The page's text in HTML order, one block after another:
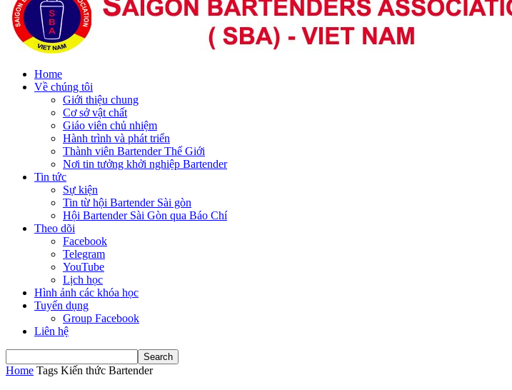
Home
Về chúng tôi
Giới thiệu chung
Cơ sở vật chất
Giáo viên chủ nhiệm
Hành trình và phát triển
Thành viên Bartender Thế Giới
Nơi tin tưởng khởi nghiệp Bartender
Tin tức
Sự kiện
Tin từ hội Bartender Sài gòn
Hội Bartender Sài Gòn qua Báo Chí
Theo dõi
Facebook
Telegram
YouTube
Lịch học
Hình ảnh các khóa học
Tuyển dụng
Group Facebook
Liên hệ
Home Tags Kiến thức Bartender